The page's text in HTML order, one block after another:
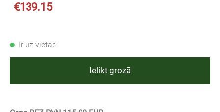
€139.15
Ir uz vietas
Ielikt grozā